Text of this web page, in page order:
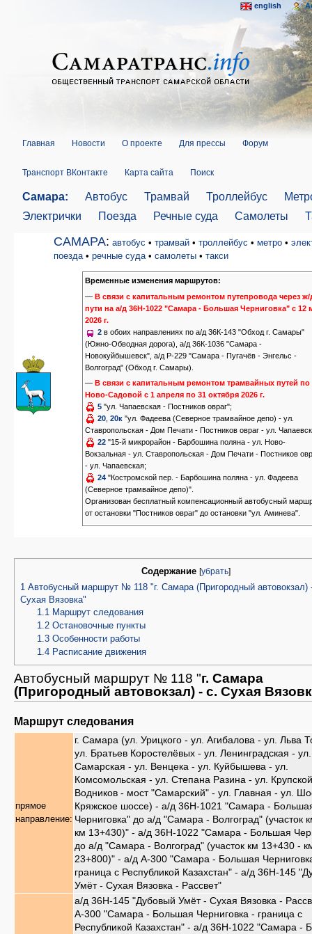
Главная Новости О проекте Для прессы Форум
Транспорт ВКонтакте Карта сайта Поиск
Самара: Автобус Трамвай Троллейбус
Электрички
Поезда Речные суда Самолеты
САМАРА: автобус • трамвай • троллейбус • метро •
поезда • речные суда • самолеты • такси
Временные изменения маршрутов:
—В связи с капитальным ремонтом путепровода через ж/
пути на а/д 36Н-1022 "Самара - Большая Черниговка" с 12
2026 г.
2 в обоих направлениях по а/д 36К-143 "Обход г. Самары"
(Южно-Обводная дорога), а/д 36К-1036 "Самара -
Новокуйбышевск", а/д Р-229 "Самара - Пугачёв - Энгельс -
Волгоград" (Обход г. Самары).
— В связи с капитальным ремонтом трамвайных путей по
Ново-Садовой с 1 апреля по 31 октября 2026 г.
5 "ул. Чапаевская - Постников овраг";
20 ,20к "ул. Фадеева (Северное трамвайное депо) - ул.
Ставропольская - Дом Печати - Постников овраг - ул.
22 "15-й микрорайон - Барбошина поляна - ул. Ново-
Вокзальная - ул. Ставропольская - Дом Печати - Постников
- ул. Чапаевская;
24 "Костромской пер. - Барбошина поляна - ул. Фадеева
(Северное трамвайное депо)".
Организован бесплатный компенсационный автобусный
от остановки "Постников овраг" до остановки "ул. Аминева".
Содержание [убрать]
1 Автобусный маршрут № 118 "г. Самара (Пригородный автовокзал)
Сухая Вязовка"
1.1 Маршрут следования
1.2 Остановочные пункты
1.3 Особенности работы
1.4 Расписание движения
Автобусный маршрут № 118 "г. Самара
(Пригородный автовокзал) - с. Сухая
Маршрут следования
прямое
направление:
г. Самара (ул. Урицкого - ул. Агибалова - ул. Льва
ул. Братьев Коростелёвых - ул. Ленинградская - ул.
Самарская - ул. Венцека - ул. Куйбышева - ул.
Комсомольская - ул. Степана Разина - ул.
Водников - мост "Самарский" - ул. Главная - ул.
Кряжское шоссе) - а/д 36Н-1021 "Самара -
Черниговка" до а/д "Самара - Волгоград" (участок
км 13+430)" - а/д 36Н-1022 "Самара - Большая
до а/д "Самара - Волгоград" (участок км 13+430 -
23+800)" - а/д А-300 "Самара - Большая
граница с Республикой Казахстан" - а/д 36Н-145
Умёт - Сухая Вязовка - Рассвет"
а/д 36Н-145 "Дубовый Умёт - Сухая Вязовка -
А-300 "Самара - Большая Черниговка - граница с
Республикой Казахстан" - а/д 36Н-1022 "Самара -
english